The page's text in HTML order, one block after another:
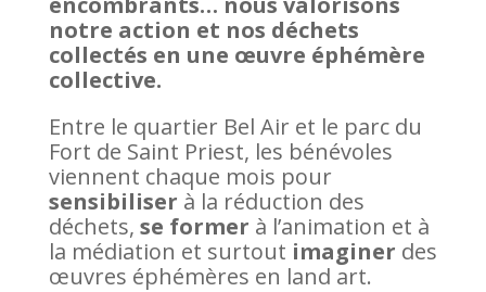
notre action et nos déchets
collectés en une œuvre éphémère
collective.
Entre le quartier Bel Air et le parc du
Fort de Saint Priest, les bénévoles
viennent chaque mois pour
sensibiliser à la réduction des
déchets, se former à l’animation et à
la médiation et surtout imaginer des
œuvres éphémères en land art.